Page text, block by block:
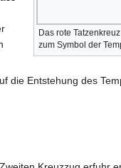
Das rote
zum Symbol der
die Entstehung des